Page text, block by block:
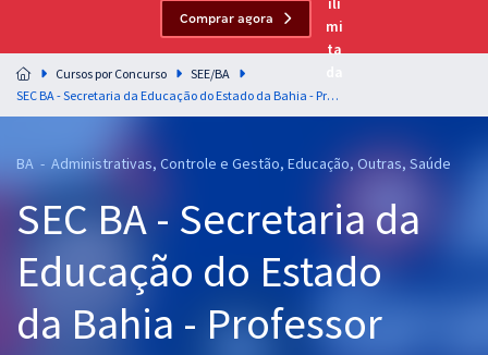
Residências Multiprofissionais
Preparação completa e intensiva para as principais
residências em saúde do Brasil
Cursos 20% OFF
Pós
Graduação
Comprar agora
Cursos por Concurso
SEE/BA
SEC BA - Secretaria da Educação do Estado da Bahia - Professor Padrão P - Grau III - Língua Portuguesa
BA - Administrativas, Controle e Gestão, Educação, Outras, Saúde
SEC BA - Secretaria da
Educação do Estado
da Bahia - Professor